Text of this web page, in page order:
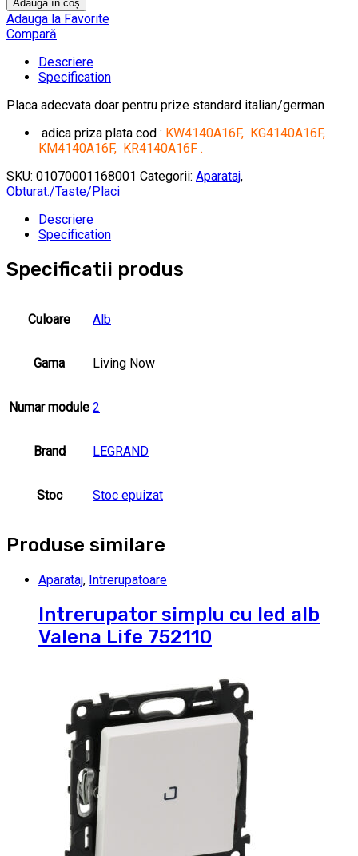
Adaugă în coș
Adauga la Favorite
Compară
Descriere
Specification
Placa adecvata doar pentru prize standard italian/german
adica priza plata cod : KW4140A16F, KG4140A16F,
KM4140A16F, KR4140A16F .
SKU: 01070001168001 Categorii: Aparataj,
Obturat./Taste/Placi
Descriere
Specification
Specificatii produs
Culoare Alb
Gama Living Now
Numar module 2
Brand LEGRAND
Stoc Stoc epuizat
Produse similare
Aparataj, Intrerupatoare
Intrerupator simplu cu led alb
Valena Life 752110